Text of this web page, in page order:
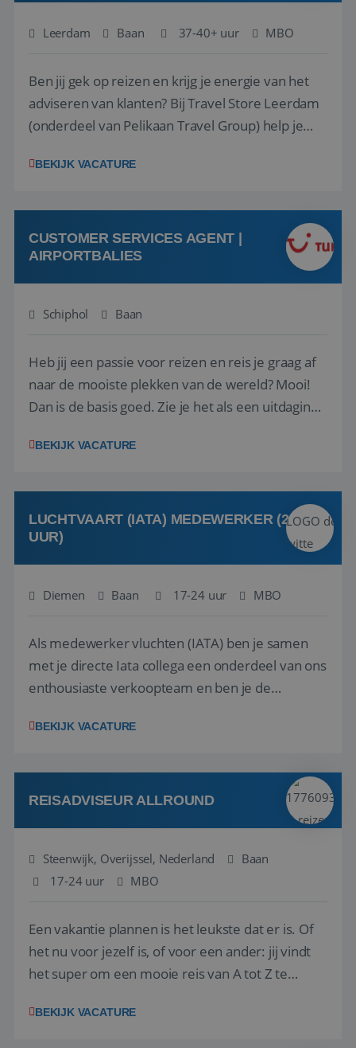
Leerdam Baan 37-40+ uur MBO
Ben jij gek op reizen en krijg je energie van het
adviseren van klanten? Bij Travel Store Leerdam
(onderdeel van Pelikaan Travel Group) help je
vinden. Samen maken we van elke reis een
hebt in de reisbranche of j...
BEKIJK VACATURE
CUSTOMER SERVICES AGENT |
AIRPORTBALIES
Schiphol Baan
Heb jij een passie voor reizen en reis je graag af
naar de mooiste plekken van de wereld? Mooi!
Dan is de basis goed. Zie je het als een uitdaging
het samenstellen en boeken van de perfecte
deze onderdelen zijn nu samen gevoegd...
BEKIJK VACATURE
LUCHTVAART (IATA) MEDEWERKER (24-32
UUR)
Diemen Baan 17-24 uur MBO
Als medewerker vluchten (IATA) ben je samen
met je directe Iata collega een onderdeel van ons
enthousiaste verkoopteam en ben je de
en tarieven waar je collega’s niet uitkomen.
kwaliteitsbewaking van alles wat met IATA te m...
BEKIJK VACATURE
REISADVISEUR ALLROUND
Steenwijk, Overijssel, Nederland
Baan
17-24 uur
MBO
Een vakantie plannen is het leukste dat er is. Of
het nu voor jezelf is, of voor een ander: jij vindt
het super om een mooie reis van A tot Z te
vakantiegangers de meest prachtige plekjes op
BEKIJK VACATURE